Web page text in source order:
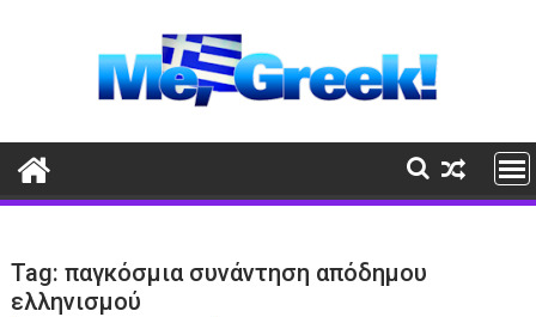
Tag:παγκόσμια συνάντηση απόδημου
ελληνισμού